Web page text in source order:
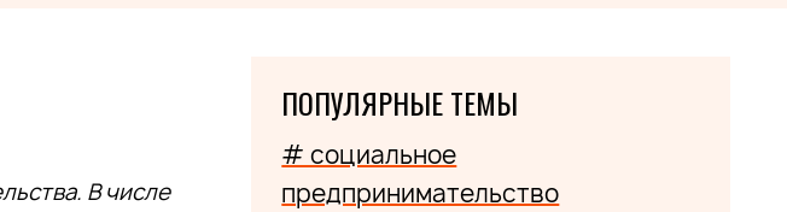
В числе
ПОПУЛЯРНЫЕ ТЕМЫ
# социальное
предпринимательство